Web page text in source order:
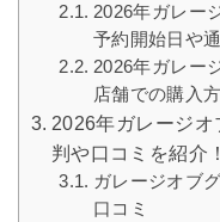
2026年ガレー
予約開始日や
2026年ガレー
店舗での購入
2026年ガレージ
判や口コミを紹介
ガレージオブ
口コミ